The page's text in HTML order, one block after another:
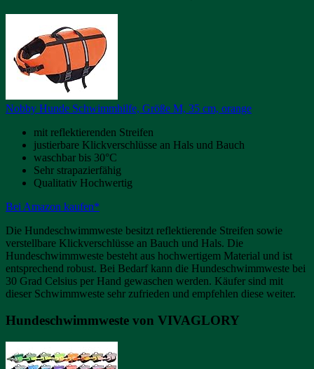
Nobby Hunde Schwimmhilfe, Größe M, 35 cm, orange
mit reflektierenden Streifen
justierbare Klickverschlüsse an Hals und Bauch
waschbar bis 30°C
Sehr strapazierfähig
Qualitativ Hochwertig
Bei Amazon kaufen*
Die Hundeschwimmweste besitzt reflektierende Streifen sowie
verstellbare Klickverschlüsse an Bauch und Hals. Die
Hundeschwimmweste besteht aus hochwertigem Material und ist
entsprechend robust. Bei Bedarf kann die Hundeschwimmweste bei
30 Grad Celsius per Hand gewaschen werden. Käufer sind mit
dieser Schwimmweste sehr zufrieden und empfehlen diese weiter.
Hundeschwimmweste von VIVAGLORY